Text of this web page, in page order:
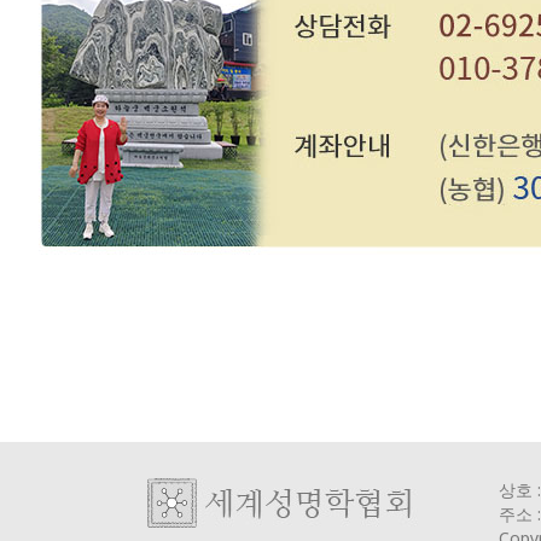
상호
주소